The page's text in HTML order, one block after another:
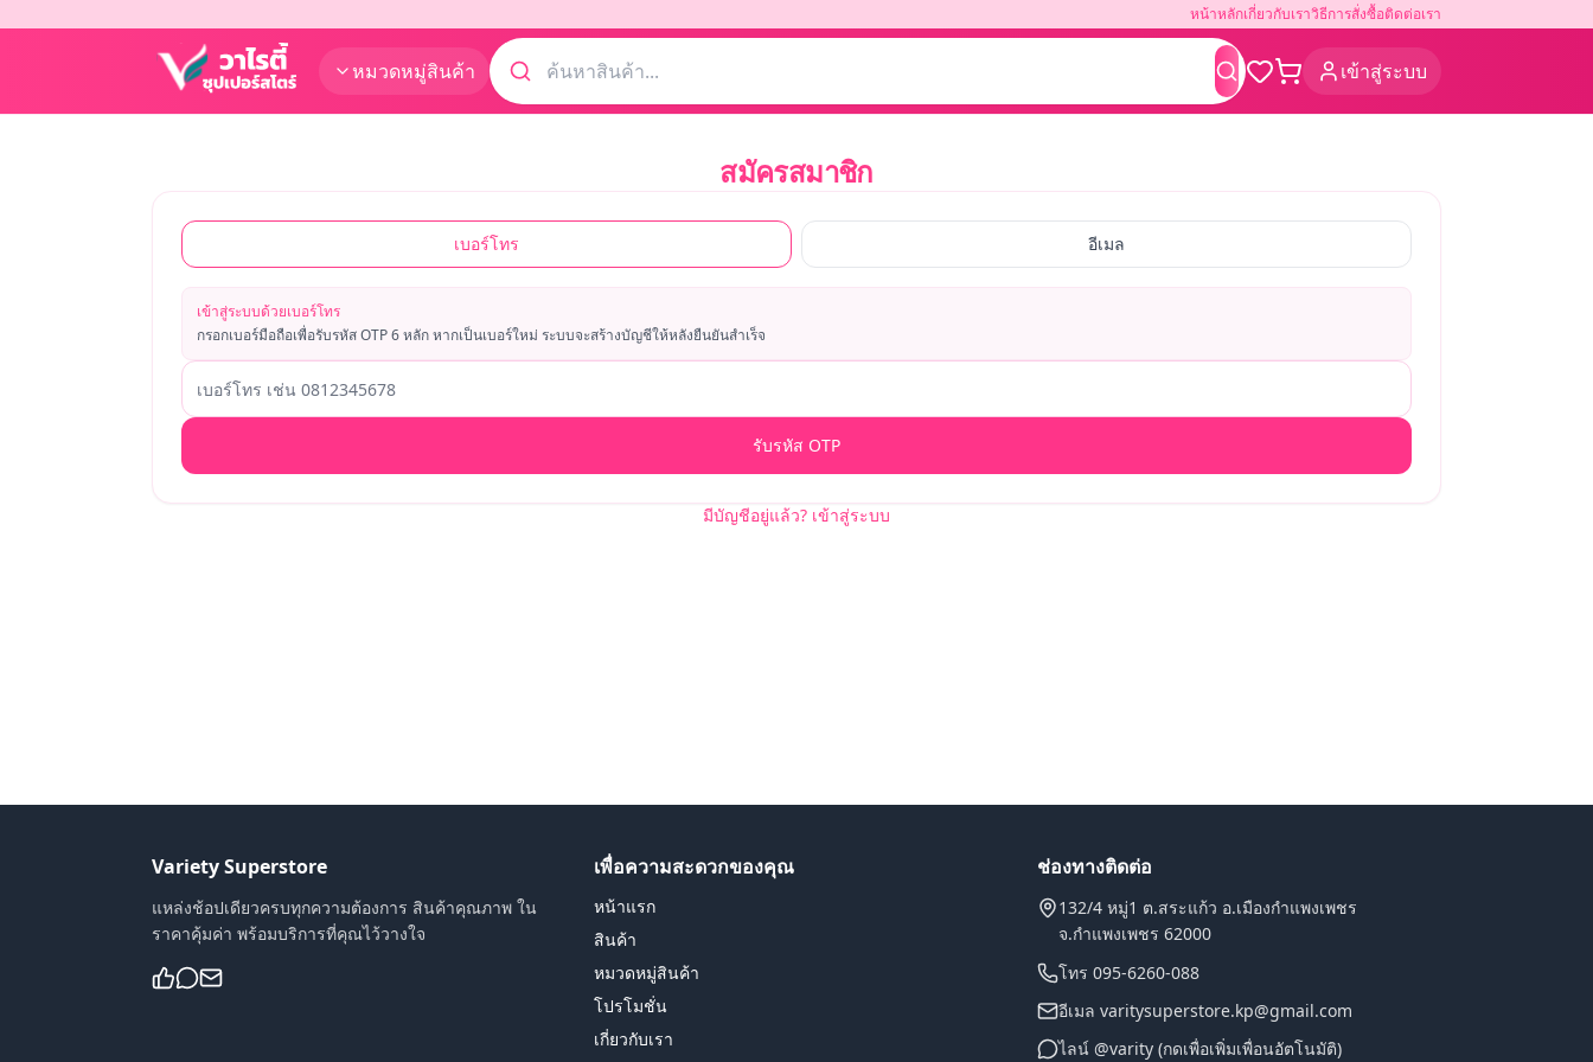
หน้าหลักเกี่ยวกับเราวิธีการสั่งซื้อติดต่อเรา
เข้าสู่ระบบ
หมวดหมู่สินค้า ค้นหา
สมัครสมาชิก
เบอร์โทร อีเมล
เข้าสู่ระบบด้วยเบอร์โทร
กรอกเบอร์มือถือเพื่อรับรหัส OTP 6 หลัก หากเป็นเบอร์ใหม่ ระบบจะสร้างบัญชีให้หลังยืนยันสำเร็จ
รับรหัส OTP
มีบัญชีอยู่แล้ว? เข้าสู่ระบบ
Variety Superstore
แหล่งช้อปเดียวครบทุกความต้องการ สินค้าคุณภาพ ใน
ราคาคุ้มค่า พร้อมบริการที่คุณไว้วางใจ
เพื่อความสะดวกของคุณ
หน้าแรก
สินค้า
หมวดหมู่สินค้า
โปรโมชั่น
เกี่ยวกับเรา
ช่องทางติดต่อ
132/4 หมู่1 ต.สระแก้ว อ.เมืองกำแพงเพชร
จ.กำแพงเพชร 62000
โทร 095-6260-088
อีเมล varitysuperstore.kp@gmail.com
ไลน์ @varity (กดเพื่อเพิ่มเพื่อนอัตโนมัติ)